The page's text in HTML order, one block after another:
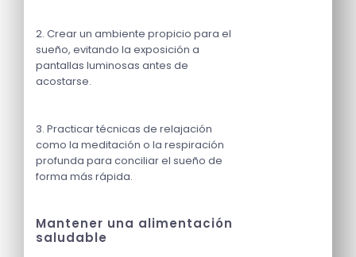
2. Crear un ambiente propicio para el
sueño, evitando la exposición a
pantallas luminosas antes de
acostarse.
3. Practicar técnicas de relajación
como la meditación o la respiración
profunda para conciliar el sueño de
forma más rápida.
Mantener una alimentación
saludable